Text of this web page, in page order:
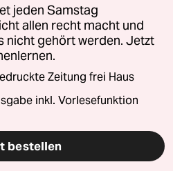
jeden Samstag
allen recht macht und
nicht gehört werden. Jetzt
Zeitung frei Haus
inkl. Vorlesefunktion
bestellen